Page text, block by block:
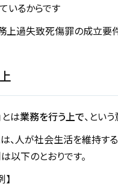
いるからです
上過失致死傷罪の成立要
とは業務を行う上で、とい
は、人が社会生活を維持す
以下のとおりです。